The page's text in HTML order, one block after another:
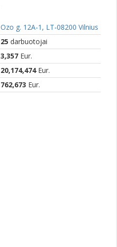
Ozo g. 12A-1, LT-08200 Vilnius
25 darbuotojai
3,357 Eur.
20,174,474Eur.
762,673 Eur.